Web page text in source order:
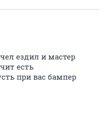
ездил и мастер
есть
при вас бампер